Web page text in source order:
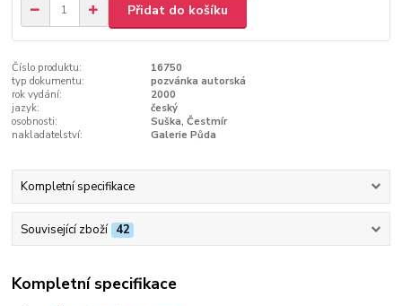
Přidat do košíku
Číslo produktu:
16750
typ dokumentu:
pozvánka autorská
rok vydání:
2000
jazyk:
český
osobnosti:
Suška, Čestmír
nakladatelství:
Galerie Půda
Kompletní specifikace
Související zboží 42
Kompletní specifikace